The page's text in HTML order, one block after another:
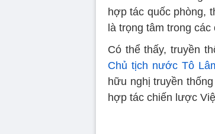
hợp tác quốc phòng,
là trọng tâm trong
Có thể thấy, truyền
Chủ tịch nước Tô
hữu nghị truyền
hợp tác chiến lược